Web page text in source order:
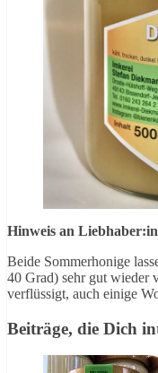
Hinweis an
Beide Sommerhonige
40 Grad) sehr gut wieder
verflüssigt, auch einige
Beiträge, die Dich